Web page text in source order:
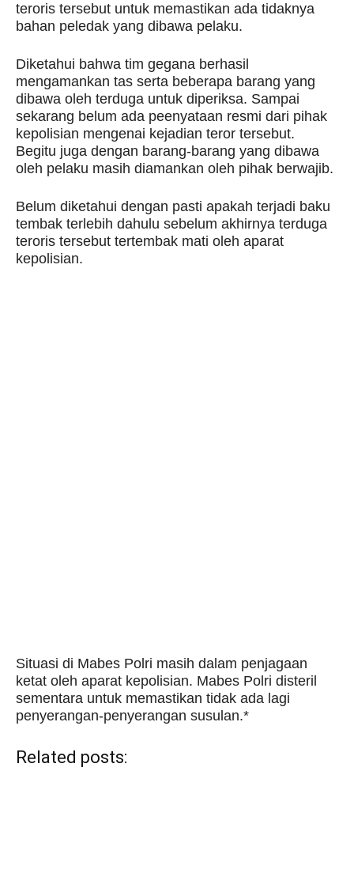
teroris tersebut untuk memastikan ada tidaknya
bahan peledak yang dibawa pelaku.
Diketahui bahwa tim gegana berhasil
mengamankan tas serta beberapa barang yang
dibawa oleh terduga untuk diperiksa. Sampai
sekarang belum ada peenyataan resmi dari pihak
kepolisian mengenai kejadian teror tersebut.
Begitu juga dengan barang-barang yang dibawa
oleh pelaku masih diamankan oleh pihak berwajib.
Belum diketahui dengan pasti apakah terjadi baku
tembak terlebih dahulu sebelum akhirnya terduga
teroris tersebut tertembak mati oleh aparat
kepolisian.
Situasi di Mabes Polri masih dalam penjagaan
ketat oleh aparat kepolisian. Mabes Polri disteril
sementara untuk memastikan tidak ada lagi
penyerangan-penyerangan susulan.*
Related posts: